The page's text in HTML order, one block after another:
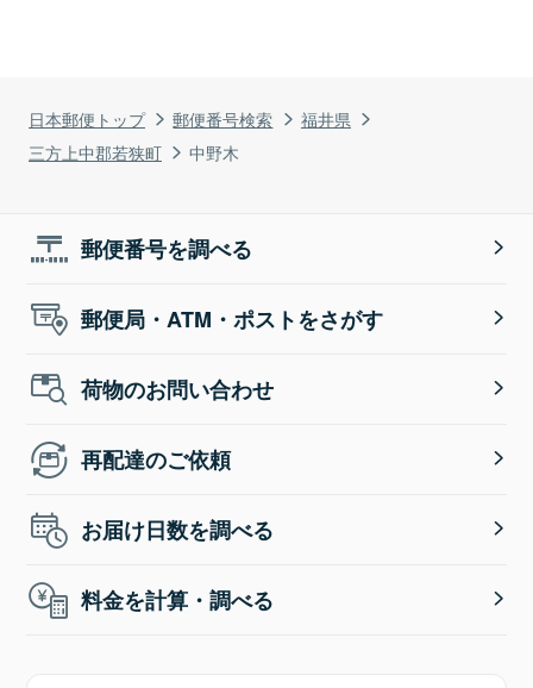
日本郵便トップ 郵便番号検索
福井県
三方上中郡若狭町
中野木
郵便番号を調べる
郵便局・ATM・ポストをさがす
荷物のお問い合わせ
再配達のご依頼
お届け日数を調べる
料金を計算・調べる